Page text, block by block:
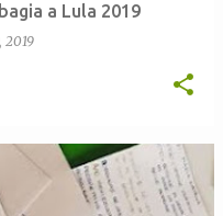
a Lula 2019
2019